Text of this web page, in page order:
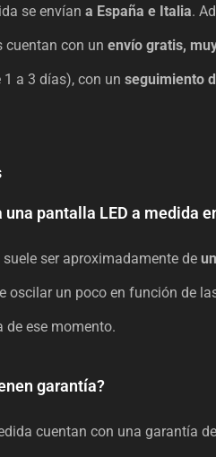
se envían a España e Italia.
con un envío gratis,
a 3 días), con un seguimiento
pantalla LED a medida
ser aproximadamente de
oscilar un poco en función de
de ese momento.
garantía?
cuentan con una garantía